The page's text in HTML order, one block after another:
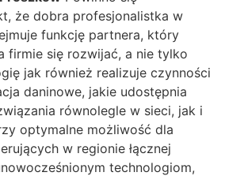
że dobra profesjonalistka w
funkcję partnera, który
firmie się rozwijać, a nie tylko
jak również realizuje czynności
daninowe, jakie udostępnia
równolegle w sieci, jak i
optymalne możliwość dla
w regionie łącznej
technologiom,